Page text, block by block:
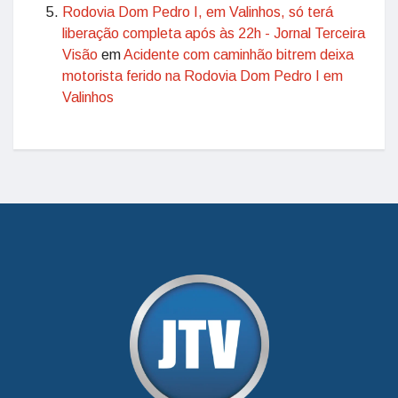
Rodovia Dom Pedro I, em Valinhos, só terá
liberação completa após às 22h - Jornal Terceira
Visão emAcidente com caminhão bitrem deixa
motorista ferido na Rodovia Dom Pedro I em
Valinhos